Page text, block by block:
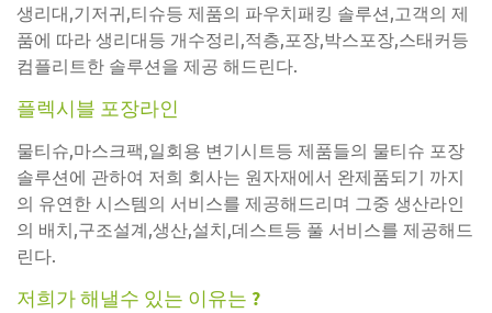
생리대,기저귀,티슈등 제품의 파우치패킹 솔루션,고객의 제
품에 따라 생리대등 개수정리,적층,포장,박스포장,스태커등
컴플리트한 솔루션을 제공 해드린다.
플렉시블 포장라인
물티슈,마스크팩,일회용 변기시트등 제품들의 물티슈 포장
솔루션에 관하여 저희 회사는 원자재에서 완제품되기 까지
의 유연한 시스템의 서비스를 제공해드리며 그중 생산라인
의 배치,구조설계,생산,설치,데스트등 풀 서비스를 제공해드
린다.
저희가 해낼수 있는 이유는 ?